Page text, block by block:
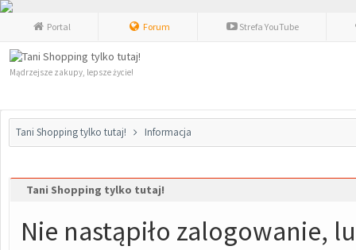
Portal Forum Strefa YouTube
Mądrzejsze zakupy, lepsze życie!
Tani Shopping tylko tutaj! Informacja
Tani Shopping tylko tutaj!
Nie nastąpiło zalogowanie,